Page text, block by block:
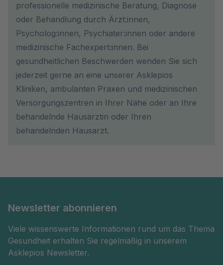
professionelle medizinische Beratung, Diagnose
oder Behandlung durch Ärzt:innen,
Psycholog:innen, Psychiater:innen oder andere
medizinische Fachexpert:innen. Bei
gesundheitlichen Beschwerden wenden Sie sich
jederzeit gerne an eine unserer Asklepios
Kliniken, ambulanten Praxen und medizinischen
Versorgungszentren in Ihrer Nähe oder an Ihre
behandelnde Hausärztin oder Ihren
behandelnden Hausarzt.
Newsletter abonnieren
Viele wissenswerte Informationen rund um das Thema
Gesundheit erhalten Sie regelmäßig in unserem
Asklepios Newsletter.